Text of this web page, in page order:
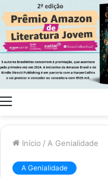
Menu
Início / A Genialidade
A Genialidade